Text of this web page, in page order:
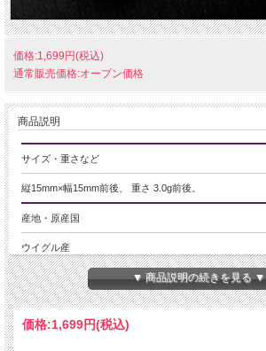
価格:1,699円(税込)
通常販売価格:オープン価格
商品説明
サイズ・重さなど
縦15mm×幅15mm前後、 重さ 3.0g前後。
産地・原産国
ウイグル産
グレードなど
つやつやAAAA
▼ 商品説明の続きを見る ▼
価格:1,699円(税込)